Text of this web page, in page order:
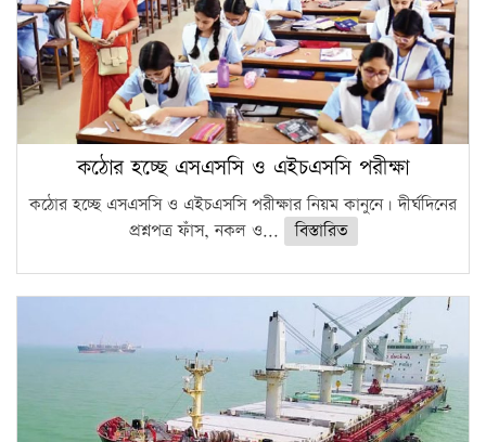
কঠোর হচ্ছে এসএসসি ও এইচএসসি পরীক্ষা
কঠোর হচ্ছে এসএসসি ও এইচএসসি পরীক্ষার নিয়ম কানুনে। দীর্ঘদিনের
প্রশ্নপত্র ফাঁস, নকল ও...
বিস্তারিত